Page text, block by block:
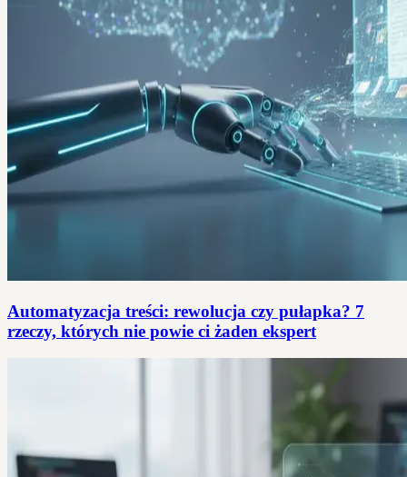
Automatyzacja treści: rewolucja czy pułapka? 7
rzeczy, których nie powie ci żaden ekspert